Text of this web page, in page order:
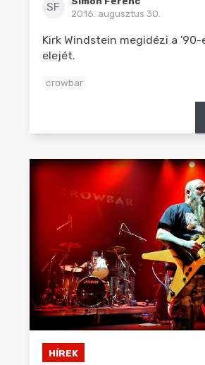
SF
2016. augusztus 30.
Kirk Windstein megidézi a '90-
elejét.
crowbar
HÍREK